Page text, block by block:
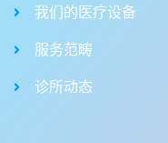
我们的医疗设备
服务范畴
诊所动态